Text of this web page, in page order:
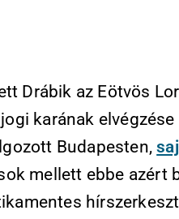
Drábik az Eötvös
karának
Budapesten,
mellett ebbe azért